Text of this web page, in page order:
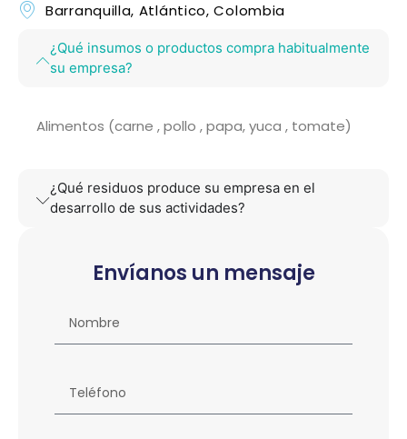
Barranquilla, Atlántico, Colombia
¿Qué insumos o productos compra habitualmente
su empresa?
Alimentos (carne , pollo , papa, yuca , tomate)
¿Qué residuos produce su empresa en el
desarrollo de sus actividades?
Envíanos un mensaje